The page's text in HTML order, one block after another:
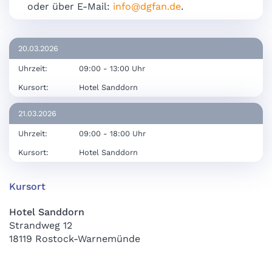
oder über E-Mail: info@dgfan.de.
20.03.2026
Uhrzeit: 09:00 - 13:00 Uhr
Kursort: Hotel Sanddorn
21.03.2026
Uhrzeit: 09:00 - 18:00 Uhr
Kursort: Hotel Sanddorn
Kursort
Hotel Sanddorn
Strandweg 12
18119 Rostock-Warnemünde